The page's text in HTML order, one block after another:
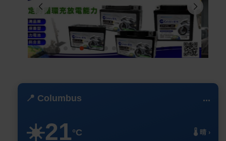
📍 Columbus ...
☀️21°C 🌡️ 晴 ›